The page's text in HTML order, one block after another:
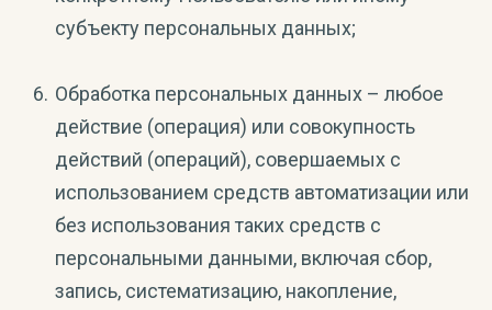
субъекту персональных данных;
Обработка персональных данных – любое
действие (операция) или совокупность
действий (операций), совершаемых с
использованием средств автоматизации или
без использования таких средств с
персональными данными, включая сбор,
запись, систематизацию, накопление,